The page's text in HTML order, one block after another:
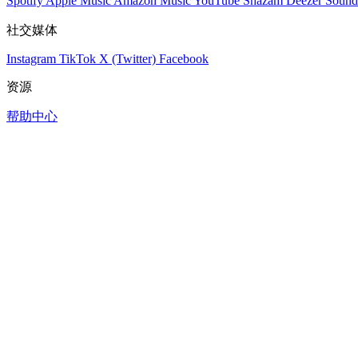
社交媒体
Instagram TikTok X (Twitter) Facebook
资源
帮助中心